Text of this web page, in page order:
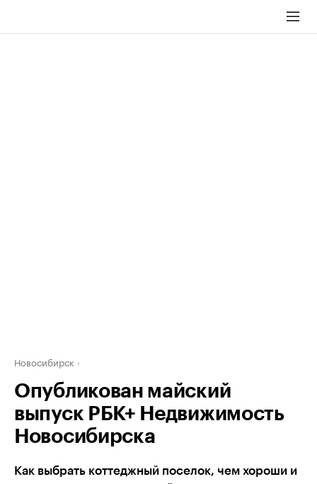
Новосибирск
Опубликован майский
выпуск РБК+ Недвижимость
Новосибирска
Как выбрать коттеджный поселок, чем хороши и